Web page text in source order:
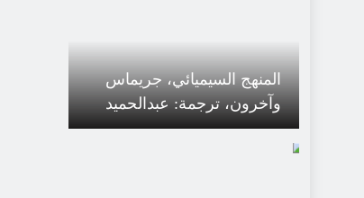
المنهج السيميائي، جريماس
وآخرون، ترجمة: عبدالحميد
بورايو